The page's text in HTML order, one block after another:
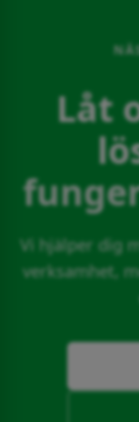
Låt
Vi hjälper dig
verksamhet,